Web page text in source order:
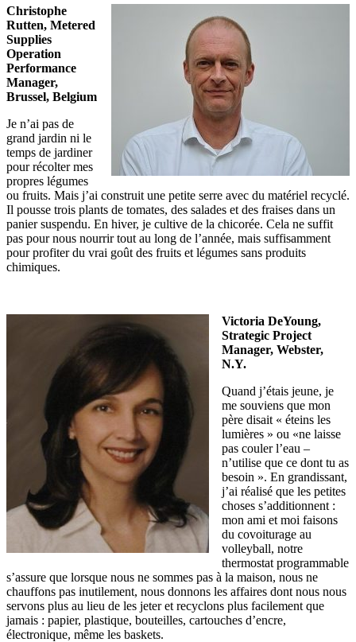
Christophe
Rutten, Metered
Supplies
Operation
Performance
Manager,
Brussel, Belgium
Je n’ai pas de
grand jardin ni le
temps de jardiner
pour récolter mes
propres légumes
ou fruits. Mais j’ai construit une petite serre avec du matériel recyclé.
Il pousse trois plants de tomates, des salades et des fraises dans un
panier suspendu. En hiver, je cultive de la chicorée. Cela ne suffit
pas pour nous nourrir tout au long de l’année, mais suffisamment
pour profiter du vrai goût des fruits et légumes sans produits
chimiques.
Victoria DeYoung,
Strategic Project
Manager, Webster,
N.Y.
Quand j’étais jeune, je
me souviens que mon
père disait « éteins les
lumières » ou «ne laisse
pas couler l’eau –
n’utilise que ce dont tu as
besoin ». En grandissant,
j’ai réalisé que les petites
choses s’additionnent :
mon ami et moi faisons
du covoiturage au
volleyball, notre
thermostat programmable
s’assure que lorsque nous ne sommes pas à la maison, nous ne
chauffons pas inutilement, nous donnons les affaires dont nous nous
servons plus au lieu de les jeter et recyclons plus facilement que
jamais : papier, plastique, bouteilles, cartouches d’encre,
électronique, même les baskets.